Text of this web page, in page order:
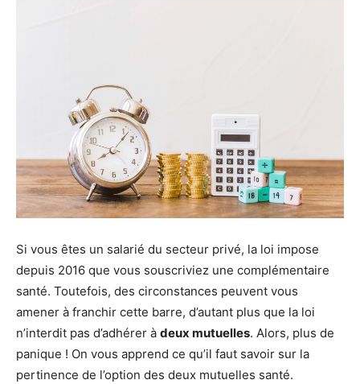
Si vous êtes un salarié du secteur privé, la loi impose
depuis 2016 que vous souscriviez une complémentaire
santé. Toutefois, des circonstances peuvent vous
amener à franchir cette barre, d’autant plus que la loi
n’interdit pas d’adhérer à deux mutuelles. Alors, plus de
panique ! On vous apprend ce qu’il faut savoir sur la
pertinence de l’option des deux mutuelles santé.